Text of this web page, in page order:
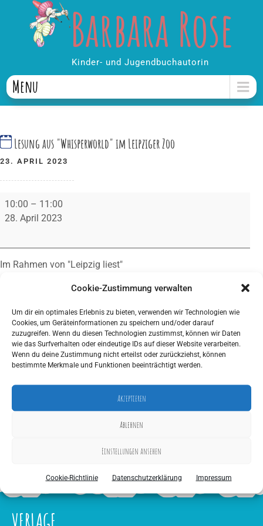
Cookie-Zustimmung verwalten
Um dir ein optimales Erlebnis zu bieten, verwenden wir Technologien wie
Cookies, um Geräteinformationen zu speichern und/oder darauf
zuzugreifen. Wenn du diesen Technologien zustimmst, können wir Daten
wie das Surfverhalten oder eindeutige IDs auf dieser Website verarbeiten.
Wenn du deine Zustimmung nicht erteilst oder zurückziehst, können
bestimmte Merkmale und Funktionen beeinträchtigt werden.
Akzeptieren
Ablehnen
Einstellungen ansehen
Cookie-Richtlinie Datenschutzerklärung Impressum
Barbara Rose
Kinder- und Jugendbuchautorin
Menu
Lesung aus "Whisperworld" im Leipziger Zoo
23. APRIL 2023
Lesung
aus
"Whisperworld"
Zoo
10:00 – 11:00
28. April 2023
Im Rahmen von "Leipzig liest"
Veranstaltungsort anschauen
iCal
Google
Kompletten Kalender ansehen
Lesung aus „Whisperworld“ auf der Buchmesse Leipzig
VERLAGE